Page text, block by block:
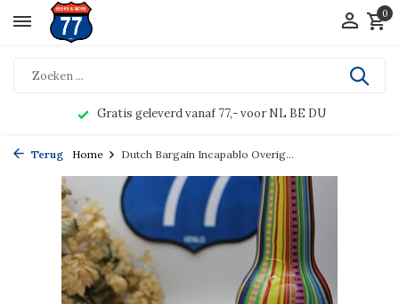
0
Gratis geleverd vanaf 77,- voor NL BE DU
Terug Home Dutch Bargain Incapablo Overig...